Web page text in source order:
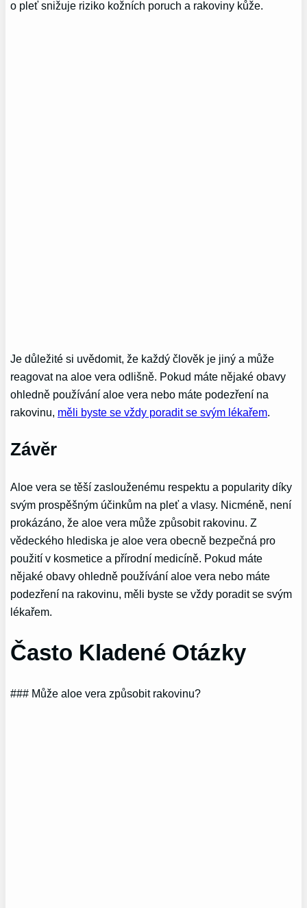
o pleť snižuje riziko kožních poruch a rakoviny kůže.
Je důležité si uvědomit, že každý člověk je jiný a může
reagovat na aloe vera odlišně. Pokud máte nějaké obavy
ohledně používání aloe vera nebo máte podezření na
rakovinu, měli byste se vždy poradit se svým lékařem.
Závěr
Aloe vera se těší zaslouženému respektu a popularity díky
svým prospěšným účinkům na pleť a vlasy. Nicméně, není
prokázáno, že aloe vera může způsobit rakovinu. Z
vědeckého hlediska je aloe vera obecně bezpečná pro
použití v kosmetice a přírodní medicíně. Pokud máte
nějaké obavy ohledně používání aloe vera nebo máte
podezření na rakovinu, měli byste se vždy poradit se svým
lékařem.
Často Kladené Otázky
### Může aloe vera způsobit rakovinu?